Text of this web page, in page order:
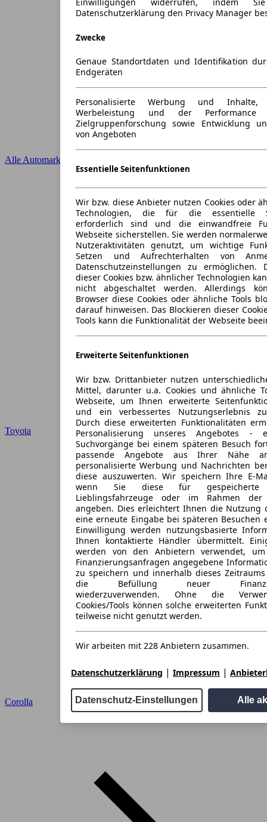
Alle Automarken
Toyota
Corolla
Einwilligungen widerrufen, indem
Datenschutzerklärung den Privacy Manager
Zwecke
Genaue Standortdaten und Identifikation
Endgeräten
Personalisierte Werbung und Inhalte,
Werbeleistung und der
Zielgruppenforschung sowie Entwicklung
von Angeboten
Essentielle Seitenfunktionen
Wir bzw. diese Anbieter nutzen Cookies oder
Technologien, die für die essentielle
erforderlich sind und die einwandfreie
Webseite sicherstellen. Sie werden
Nutzeraktivitäten genutzt, um wichtige
Setzen und Aufrechterhalten von
Datenschutzeinstellungen zu ermöglichen.
dieser Cookies bzw. ähnlicher Technologien
nicht abgeschaltet werden. Allerdings
Browser diese Cookies oder ähnliche Tools
darauf hinweisen. Das Blockieren dieser
Tools kann die Funktionalität der Webseite
Erweiterte Seitenfunktionen
Wir bzw. Drittanbieter nutzen
Mittel, darunter u.a. Cookies und ähnliche
Webseite, um Ihnen erweiterte
und ein verbessertes Nutzungserlebnis
Durch diese erweiterten Funktionalitäten
Personalisierung unseres Angebotes
Suchvorgänge bei einem späteren Besuch
passende Angebote aus Ihrer Nähe
personalisierte Werbung und Nachrichten
diese auszuwerten. Wir speichern Ihre E-
wenn Sie diese für gespeicherte
Lieblingsfahrzeuge oder im Rahmen der
angeben. Dies erleichtert Ihnen die Nutzung
eine erneute Eingabe bei späteren
Einwilligung werden nutzungsbasierte
Ihnen kontaktierte Händler übermittelt.
werden von den Anbietern verwendet,
Finanzierungsanfragen angegebene
zu speichern und innerhalb dieses
die Befüllung neuer
wiederzuverwenden. Ohne die
Cookies/Tools können solche erweiterten
teilweise nicht genutzt werden.
Wir arbeiten mit 228 Anbietern zusammen.
Datenschutzerklärung | Impressum |
Datenschutz-Einstellungen Alle